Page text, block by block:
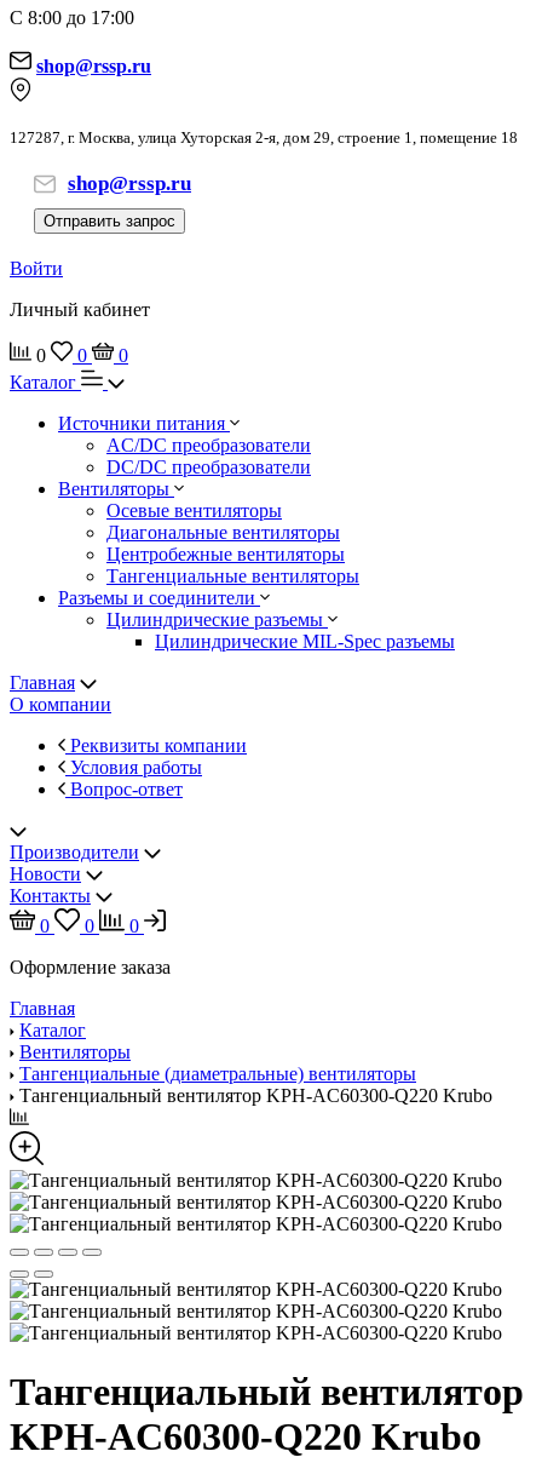
С 8:00 до 17:00
shop@rssp.ru
127287, г. Москва, улица Хуторская 2-я, дом 29, строение 1, помещение 18
shop@rssp.ru
Отправить запрос
Войти
Личный кабинет
0 0
0
Каталог
Источники питания
AC/DC преобразователи
DC/DC преобразователи
Вентиляторы
Осевые вентиляторы
Диагональные вентиляторы
Центробежные вентиляторы
Тангенциальные вентиляторы
Разъемы и соединители
Цилиндрические разъемы
Цилиндрические MIL-Spec разъемы
Главная
О компании
Реквизиты компании
Условия работы
Вопрос-ответ
Производители
Новости
Контакты
0
0
0
Оформление заказа
Главная
Каталог
Вентиляторы
Тангенциальные (диаметральные) вентиляторы
Тангенциальный вентилятор KPH-AC60300-Q220 Krubo
Тангенциальный вентилятор
KPH-AC60300-Q220 Krubo